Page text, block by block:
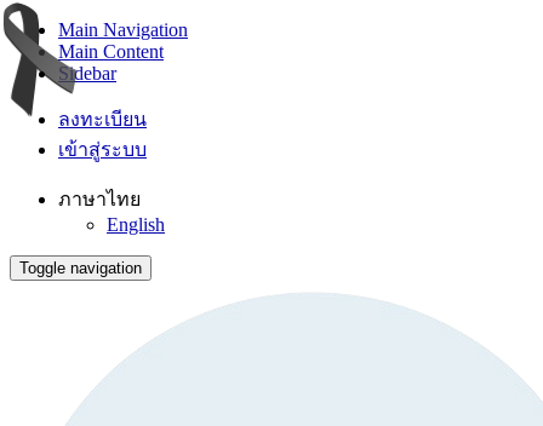
Main Navigation
Main Content
Sidebar
ลงทะเบียน
เข้าสู่ระบบ
ภาษาไทย
English
Toggle navigation